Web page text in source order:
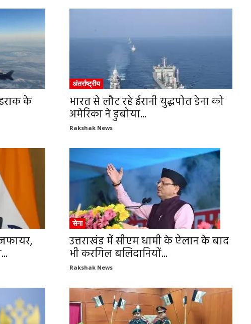
के
अंतर्राष्ट्रीय
भारत से लौट रहे ईरानी युद्धपोत डेना को
अमेरिका ने डुबोया...
Rakshak News
सेना
उत्तराखंड में सीएम धामी के ऐलान के बाद
भी करगिल बलिदानियों...
Rakshak News